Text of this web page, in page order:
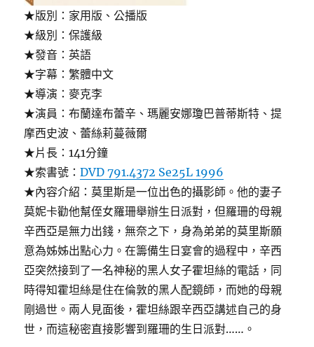
★版別：家用版、公播版
★級別：保護級
★發音：英語
★字幕：繁體中文
★導演：麥克李
★演員：布蘭達布蕾辛、瑪麗安娜瓊巴普蒂斯特、提
摩西史波、蕾絲莉蔓薇爾
★片長：141分鐘
★索書號：DVD 791.4372 Se25L 1996
★內容介紹：莫里斯是一位出色的攝影師。他的妻子
莫妮卡勸他幫侄女羅珊舉辦生日派對，但羅珊的母親
辛西亞是無力出錢，無奈之下，身為弟弟的莫里斯願
意為姊姊出點心力。在籌備生日宴會的過程中，辛西
亞突然接到了一名神秘的黑人女子霍坦絲的電話，同
時得知霍坦絲是住在倫敦的黑人配鏡師，而她的母親
剛過世。兩人見面後，霍坦絲跟辛西亞講述自己的身
世，而這秘密直接影響到羅珊的生日派對……。